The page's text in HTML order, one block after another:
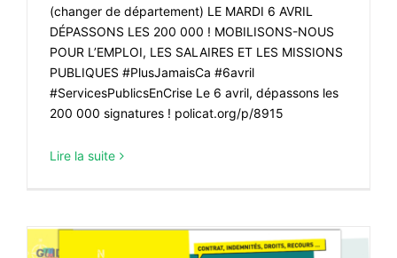
(changer de département) LE MARDI 6 AVRIL
DÉPASSONS LES 200 000 ! MOBILISONS-NOUS
POUR L’EMPLOI, LES SALAIRES ET LES MISSIONS
PUBLIQUES #PlusJamaisCa #6avril
#ServicesPublicsEnCrise Le 6 avril, dépassons les
200 000 signatures ! policat.org/p/8915
Lire la suite